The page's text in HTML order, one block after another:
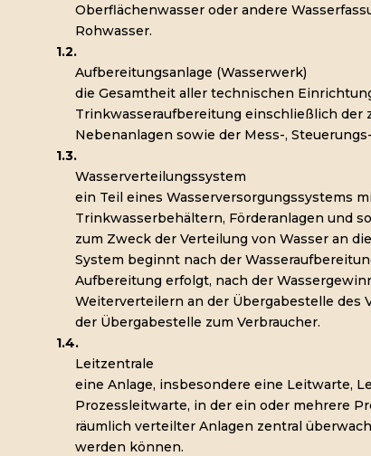
Oberflächenwasser oder andere
Rohwasser.
1.2.
Aufbereitungsanlage (Wasserwerk)
die Gesamtheit aller technischen
Trinkwasseraufbereitung einschließlich der
Nebenanlagen sowie der Mess-,
1.3.
Wasserverteilungssystem
ein Teil eines Wasserversorgungssystems
Trinkwasserbehältern, Förderanlagen und
zum Zweck der Verteilung von Wasser an
System beginnt nach der
Aufbereitung erfolgt, nach der
Weiterverteilern an der Übergabestelle des
der Übergabestelle zum Verbraucher.
1.4.
Leitzentrale
eine Anlage, insbesondere eine Leitwarte,
Prozessleitwarte, in der ein oder mehrere
räumlich verteilter Anlagen zentral
werden können.